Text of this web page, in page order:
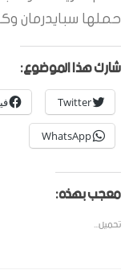
حملها سبايدرمان
شارك هذا الموضوع:
Twitter
WhatsApp
معجب بهذه:
تحميل...